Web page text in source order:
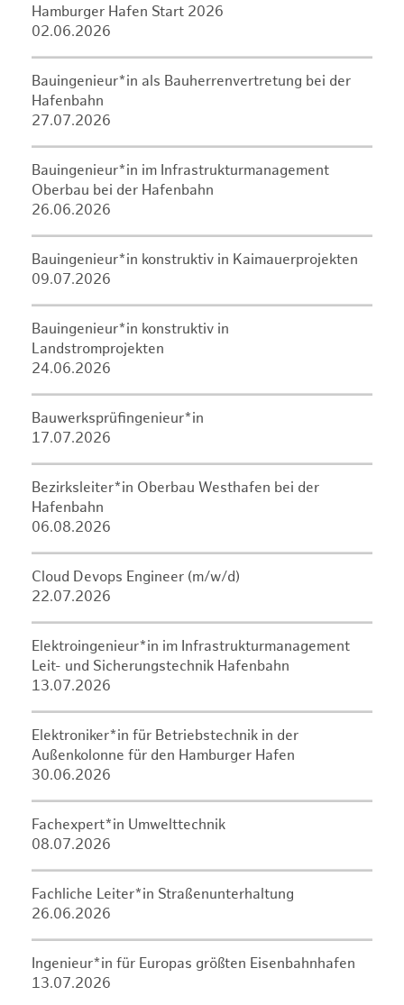
Hamburger Hafen Start 2026
02.06.2026
Bauingenieur*in als Bauherrenvertretung bei der
Hafenbahn
27.07.2026
Bauingenieur*in im Infrastrukturmanagement
Oberbau bei der Hafenbahn
26.06.2026
Bauingenieur*in konstruktiv in Kaimauerprojekten
09.07.2026
Bauingenieur*in konstruktiv in
Landstromprojekten
24.06.2026
Bauwerksprüfingenieur*in
17.07.2026
Bezirksleiter*in Oberbau Westhafen bei der
Hafenbahn
06.08.2026
Cloud Devops Engineer (m/w/d)
22.07.2026
Elektroingenieur*in im Infrastrukturmanagement
Leit- und Sicherungstechnik Hafenbahn
13.07.2026
Elektroniker*in für Betriebstechnik in der
Außenkolonne für den Hamburger Hafen
30.06.2026
Fachexpert*in Umwelttechnik
08.07.2026
Fachliche Leiter*in Straßenunterhaltung
26.06.2026
Ingenieur*in für Europas größten Eisenbahnhafen
13.07.2026